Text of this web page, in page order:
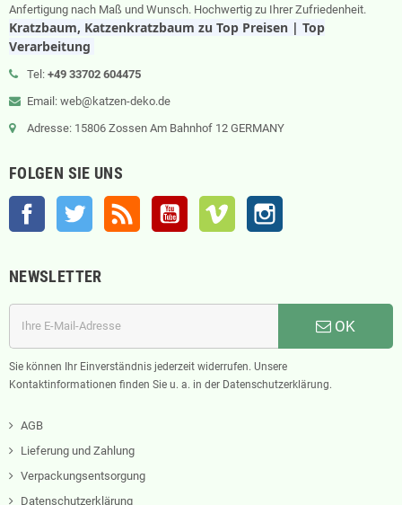
Anfertigung nach Maß und Wunsch. Hochwertig zu Ihrer Zufriedenheit.
Kratzbaum, Katzenkratzbaum zu Top Preisen | Top
Verarbeitung
Tel: +49 33702 604475
Email: web@katzen-deko.de
Adresse: 15806 Zossen Am Bahnhof 12 GERMANY
FOLGEN SIE UNS
Facebook Twitter RSS YouTube Vimeo
NEWSLETTER
OK
Sie können Ihr Einverständnis jederzeit widerrufen. Unsere
Kontaktinformationen finden Sie u. a. in der Datenschutzerklärung.
AGB
Lieferung und Zahlung
Verpackungsentsorgung
Datenschutzerklärung